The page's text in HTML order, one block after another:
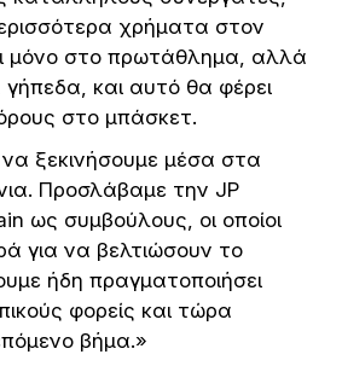
χρήματα στον
μόνο στο πρωτάθλημα, αλλά
γήπεδα, και αυτό θα φέρει
στο μπάσκετ.
ξεκινήσουμε μέσα στα
Προσλάβαμε την JP
ως συμβούλους, οι οποίοι
για να βελτιώσουν το
ήδη πραγματοποιήσει
φορείς και τώρα
βήμα.»